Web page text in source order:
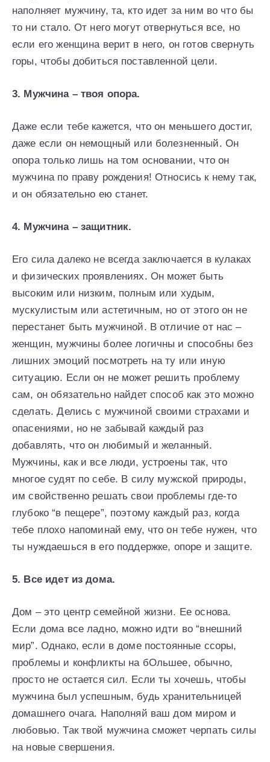
наполняет мужчину, та, кто идет за ним во что бы
то ни стало. От него могут отвернуться все, но
если его женщина верит в него, он готов свернуть
горы, чтобы добиться поставленной цели.
3. Мужчина – твоя опора.
Даже если тебе кажется, что он меньшего достиг,
даже если он немощный или болезненный. Он
опора только лишь на том основании, что он
мужчина по праву рождения! Относись к нему так,
и он обязательно ею станет.
4. Мужчина – защитник.
Его сила далеко не всегда заключается в кулаках
и физических проявлениях. Он может быть
высоким или низким, полным или худым,
мускулистым или астетичным, но от этого он не
перестанет быть мужчиной. В отличие от нас –
женщин, мужчины более логичны и способны без
лишних эмоций посмотреть на ту или иную
ситуацию. Если он не может решить проблему
сам, он обязательно найдет способ как это можно
сделать. Делись с мужчиной своими страхами и
опасениями, но не забывай каждый раз
добавлять, что он любимый и желанный.
Мужчины, как и все люди, устроены так, что
многое судят по себе. В силу мужской природы,
им свойственно решать свои проблемы где-то
глубоко “в пещере”, поэтому каждый раз, когда
тебе плохо напоминай ему, что он тебе нужен, что
ты нуждаешься в его поддержке, опоре и защите.
5. Все идет из дома.
Дом – это центр семейной жизни. Ее основа.
Если дома все ладно, можно идти во “внешний
мир”. Однако, если в доме постоянные ссоры,
проблемы и конфликты на бОльшее, обычно,
просто не остается сил. Если ты хочешь, чтобы
мужчина был успешным, будь хранительницей
домашнего очага. Наполняй ваш дом миром и
любовью. Так твой мужчина сможет черпать силы
на новые свершения.